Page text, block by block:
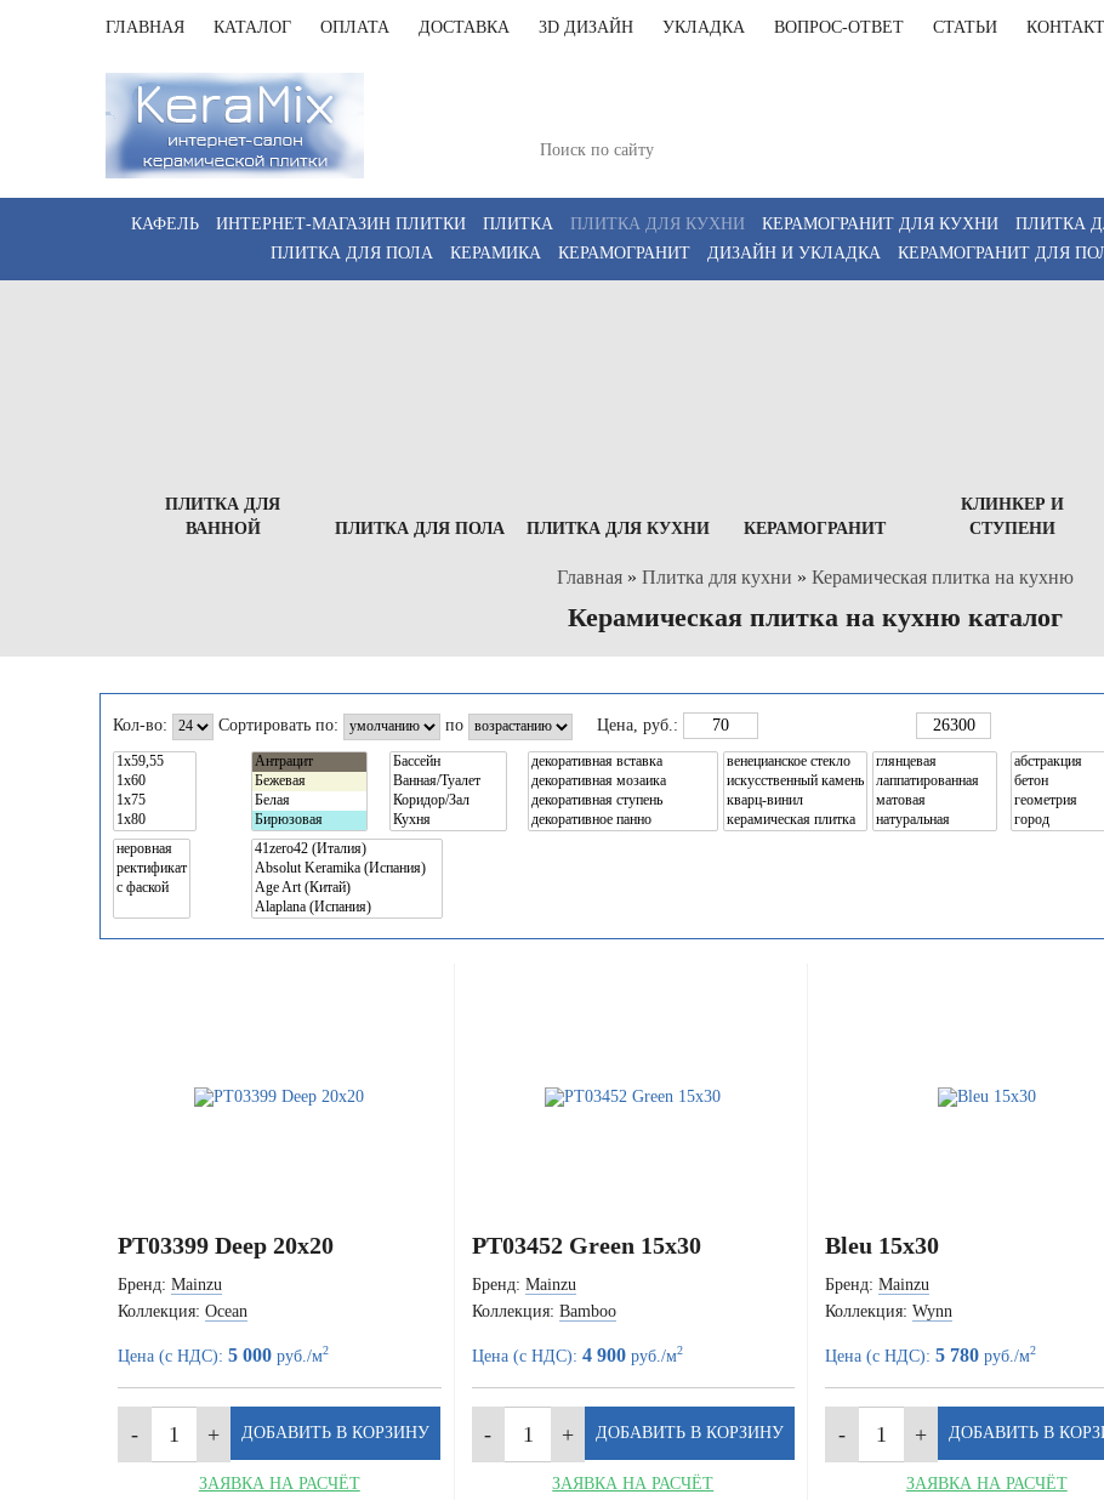
ГЛАВНАЯ КАТАЛОГ ОПЛАТА ДОСТАВКА 3D ДИЗАЙН УКЛАДКА ВОПРОС-ОТВЕТ СТАТЬИ
КАФЕЛЬ ИНТЕРНЕТ-МАГАЗИН ПЛИТКИ ПЛИТКА ПЛИТКА ДЛЯ КУХНИ КЕРАМОГРАНИТ ДЛЯ КУХНИ ПЛИТКА
ПЛИТКА ДЛЯ ПОЛА
КЕРАМИКА КЕРАМОГРАНИТ ДИЗАЙН И УКЛАДКА КЕРАМОГРАНИТ ДЛЯ
ПЛИТКА ДЛЯ
ВАННОЙ
ПЛИТКА ДЛЯ ПОЛА ПЛИТКА ДЛЯ КУХНИ КЕРАМОГРАНИТ
КЛИНКЕР И
СТУПЕНИ
Главная » Плитка для кухни » Керамическая плитка на кухню
Керамическая плитка на кухню каталог
Кол-во: Сортировать по: по Цена, руб.:
PT03399 Deep 20x20
Бренд: Mainzu
Коллекция: Ocean
Цена (с НДС): 5 000 руб./м2
ЗАЯВКА НА РАСЧЁТ
PT03452 Green 15x30
Бренд: Mainzu
Коллекция: Bamboo
Цена (с НДС): 4 900руб./м2
ЗАЯВКА НА РАСЧЁТ
Bleu 15x30
Бренд: Mainzu
Коллекция: Wynn
Цена (с НДС): 5 780 руб./м2
ЗАЯВКА НА РАСЧЁТ